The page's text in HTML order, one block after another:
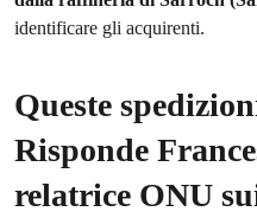
identificare gli acquirenti.
Queste
Risponde
relatrice ONU